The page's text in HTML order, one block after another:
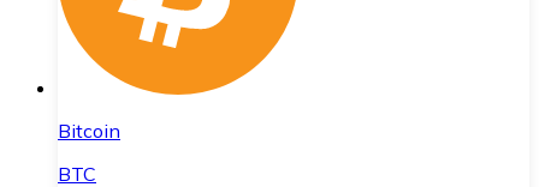
Bitcoin
BTC